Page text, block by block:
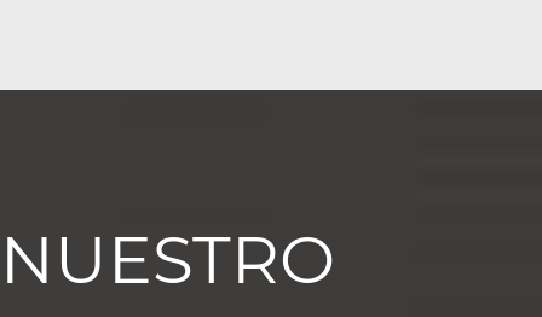
NUESTRO